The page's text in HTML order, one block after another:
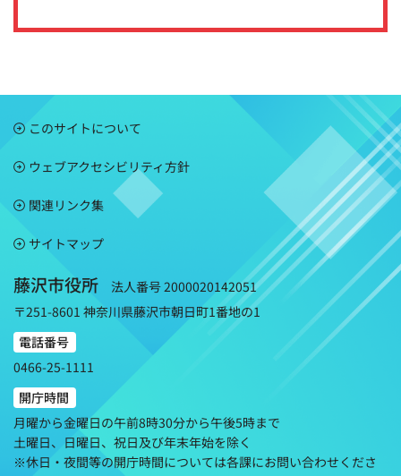
このサイトについて
ウェブアクセシビリティ方針
関連リンク集
サイトマップ
藤沢市役所
法人番号 2000020142051
〒251-8601 神奈川県藤沢市朝日町1番地の1
電話番号
0466-25-1111
開庁時間
月曜から金曜日の午前8時30分から午後5時まで
土曜日、日曜日、祝日及び年末年始を除く
※休日・夜間等の開庁時間については各課にお問い合わせくださ